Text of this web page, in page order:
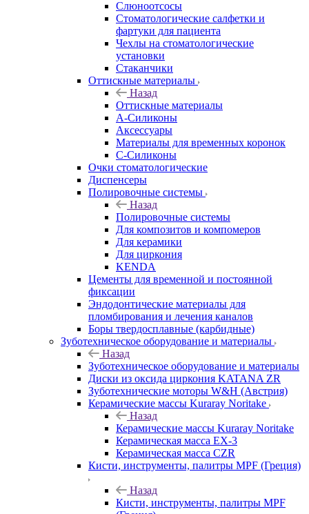
Слюноотсосы
Стоматологические салфетки и
фартуки для пациента
Чехлы на стоматологические
установки
Стаканчики
Оттискные материалы
Назад
Оттискные материалы
А-Силиконы
Аксессуары
Материалы для временных коронок
С-Силиконы
Очки стоматологические
Диспенсеры
Полировочные системы
Назад
Полировочные системы
Для композитов и компомеров
Для керамики
Для циркония
KENDA
Цементы для временной и постоянной
фиксации
Эндодонтические материалы для
пломбирования и лечения каналов
Боры твердосплавные (карбидные)
Зуботехническое оборудование и материалы
Назад
Зуботехническое оборудование и материалы
Диски из оксида циркония KATANA ZR
Зуботехнические моторы W&H (Австрия)
Керамические массы Kuraray Noritake
Назад
Керамические массы Kuraray Noritake
Керамическая масса EX-3
Керамическая масса CZR
Кисти, инструменты, палитры MPF (Греция)
Назад
Кисти, инструменты, палитры MPF